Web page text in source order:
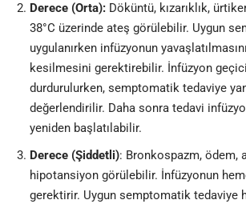
Derece (Orta): Döküntü, kızarıklık,
38°C üzerinde ateş görülebilir. Uygun
uygulanırken infüzyonun
kesilmesini gerektirebilir. İnfüzyon
durdurulurken, semptomatik tedaviye
değerlendirilir. Daha sonra tedavi infüzyon
yeniden başlatılabilir.
Derece (Şiddetli): Bronkospazm, ödem,
hipotansiyon görülebilir. İnfüzyonun
gerektirir. Uygun semptomatik tedaviye